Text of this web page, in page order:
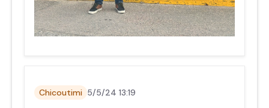
Chicoutimi 5/5/24 13:19